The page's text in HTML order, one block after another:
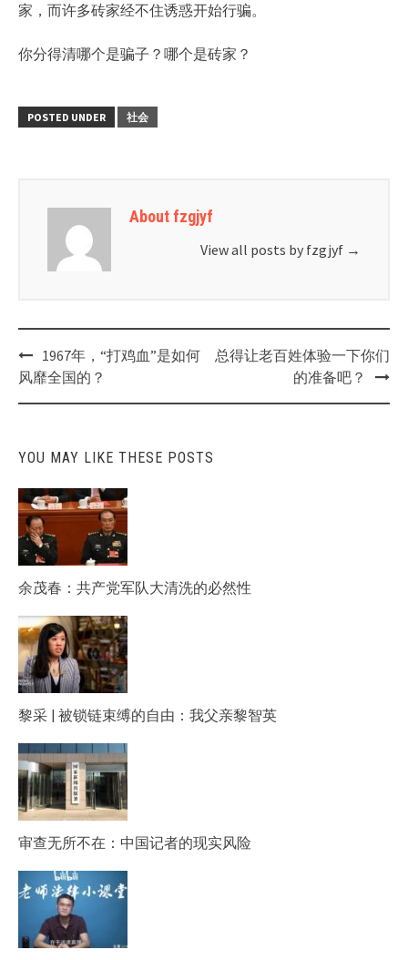
家，而许多砖家经不住诱惑开始行骗。
你分得清哪个是骗子？哪个是砖家？
POSTED UNDER 社会
About fzgjyf
View all posts by fzgjyf →
Post
navigation
1967年，“打鸡血”是如何
风靡全国的？
总得让老百姓体验一下你们
的准备吧？
YOU MAY LIKE THESE POSTS
余茂春：共产党军队大清洗的必然性
黎采 | 被锁链束缚的自由：我父亲黎智英
审查无所不在：中国记者的现实风险